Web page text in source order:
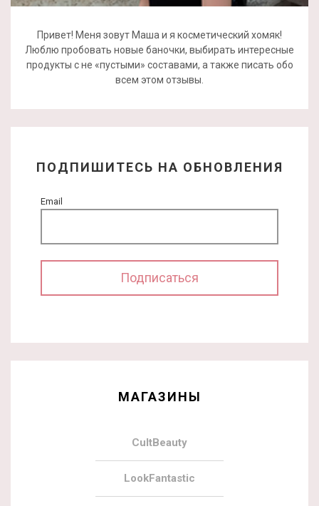
Привет! Меня зовут Маша и я косметический хомяк!
Люблю пробовать новые баночки, выбирать интересные
продукты с не «пустыми» составами, а также писать обо
всем этом отзывы.
ПОДПИШИТЕСЬ НА ОБНОВЛЕНИЯ
Email
МАГАЗИНЫ
CultBeauty
LookFantastic